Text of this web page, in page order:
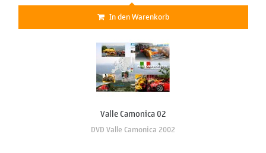
In den Warenkorb
Valle Camonica 02
DVD Valle Camonica 2002